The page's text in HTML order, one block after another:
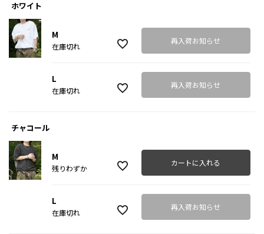
ホワイト
M
在庫切れ
再入荷お知らせ
L
在庫切れ
再入荷お知らせ
チャコール
M
残りわずか
カートに入れる
L
在庫切れ
再入荷お知らせ